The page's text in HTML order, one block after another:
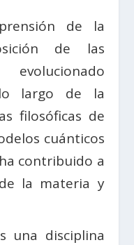
de la
de las
lo largo de la
filosóficas de
cuánticos
contribuido a
la materia y
una disciplina